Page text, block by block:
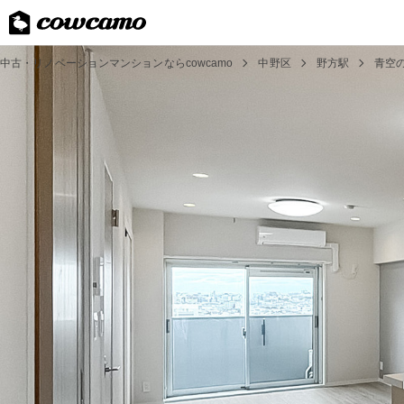
中古・リノベーションマンションならcowcamo 中野区 野方駅 青空